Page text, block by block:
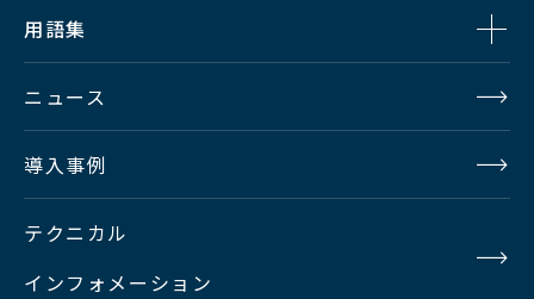
用語集
ニュース
導入事例
テクニカル
インフォメーション